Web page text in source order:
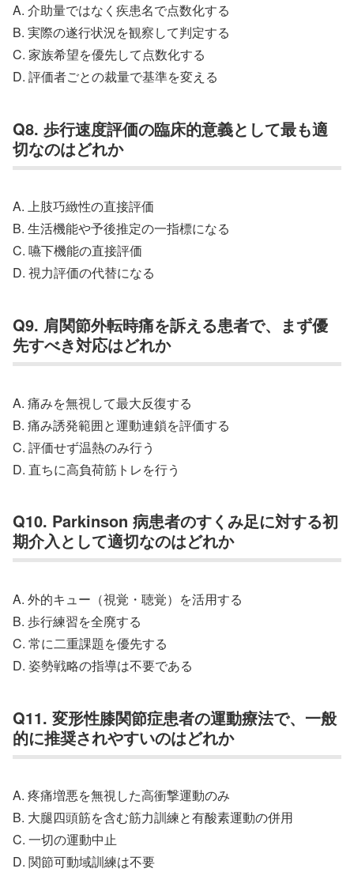
A. 介助量ではなく疾患名で点数化する
B. 実際の遂行状況を観察して判定する
C. 家族希望を優先して点数化する
D. 評価者ごとの裁量で基準を変える
Q8. 歩行速度評価の臨床的意義として最も適
切なのはどれか
A. 上肢巧緻性の直接評価
B. 生活機能や予後推定の一指標になる
C. 嚥下機能の直接評価
D. 視力評価の代替になる
Q9. 肩関節外転時痛を訴える患者で、まず優
先すべき対応はどれか
A. 痛みを無視して最大反復する
B. 痛み誘発範囲と運動連鎖を評価する
C. 評価せず温熱のみ行う
D. 直ちに高負荷筋トレを行う
Q10. Parkinson 病患者のすくみ足に対する初
期介入として適切なのはどれか
A. 外的キュー（視覚・聴覚）を活用する
B. 歩行練習を全廃する
C. 常に二重課題を優先する
D. 姿勢戦略の指導は不要である
Q11. 変形性膝関節症患者の運動療法で、一般
的に推奨されやすいのはどれか
A. 疼痛増悪を無視した高衝撃運動のみ
B. 大腿四頭筋を含む筋力訓練と有酸素運動の併用
C. 一切の運動中止
D. 関節可動域訓練は不要